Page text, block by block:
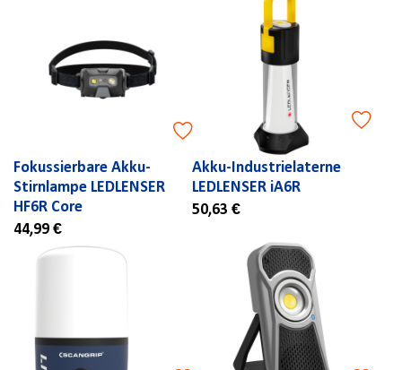
Fokussierbare Akku-
Stirnlampe LEDLENSER
HF6R Core
44,99 €
Akku-Industrielaterne
LEDLENSER iA6R
50,63 €